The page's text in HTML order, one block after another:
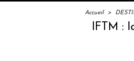
Accueil >
IFTM :